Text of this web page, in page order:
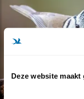
Deze website